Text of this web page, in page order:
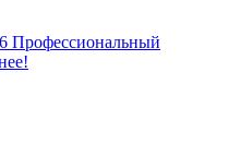
Профессиональный